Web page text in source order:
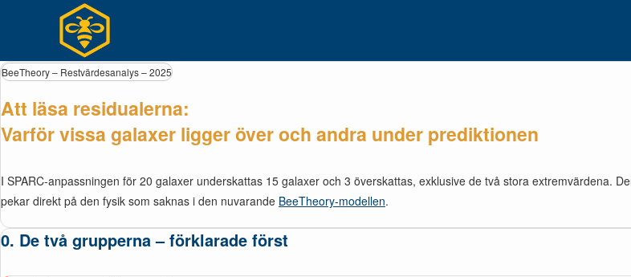
BeeTheory – Restvärdesanalys – 2025
Att läsa residualerna:
Varför vissa galaxer ligger över och andra under prediktionen
I SPARC-anpassningen för 20 galaxer underskattas 15 galaxer och 3 överskattas, exklusive de två stora extremvärdena.
pekar direkt på den fysik som saknas i den nuvarande BeeTheory-modellen.
0. De två grupperna – förklarade först